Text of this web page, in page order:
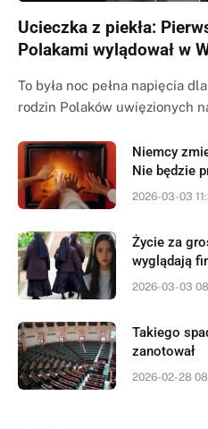
Ucieczka z piekła:
Polakami wylądował w
To była noc pełna napięcia
rodzin Polaków uwięzionych
Niemcy
Nie będzie
2026-03-03
Życie za
wyglądają
2026-03-03
Takiego
zanotował
2026-02-28